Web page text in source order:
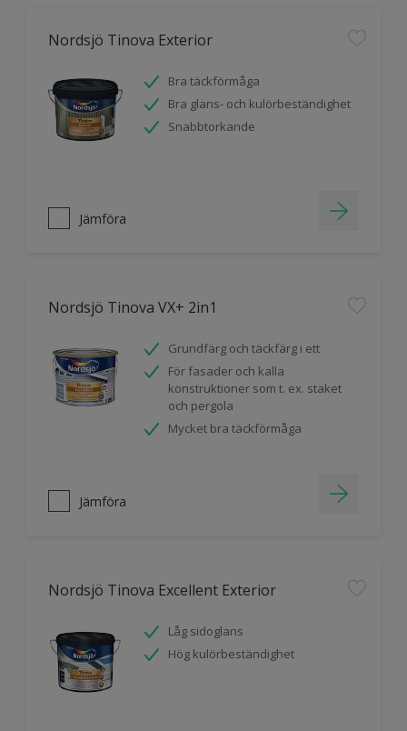
Nordsjö Tinova Exterior
Bra täckförmåga
Bra glans- och kulörbeständighet
Snabbtorkande
Jämföra
Nordsjö Tinova VX+ 2in1
Grundfärg och täckfärg i ett
För fasader och kalla
konstruktioner som t. ex. staket
och pergola
Mycket bra täckförmåga
Jämföra
Nordsjö Tinova Excellent Exterior
Låg sidoglans
Hög kulörbeständighet